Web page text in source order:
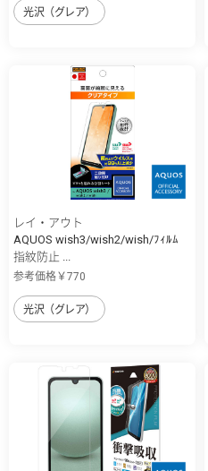
光沢（グレア）
レイ・アウト
AQUOS wish3/wish2/wish/ﾌｨﾙﾑ
指紋防止 ...
参考価格￥770
光沢（グレア）